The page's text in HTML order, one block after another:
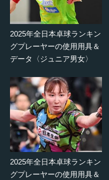
2025年全日本卓球ランキン
グプレーヤーの使用用具＆
データ〈ジュニア男女〉
2025年全日本卓球ランキン
グプレーヤーの使用用具＆